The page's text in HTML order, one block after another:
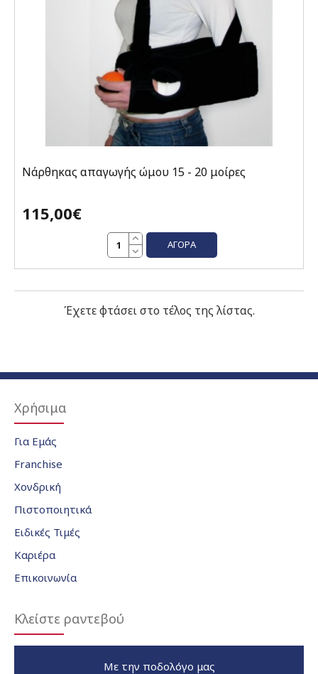
Νάρθηκας απαγωγής ώμου 15 - 20 μοίρες
115,00€
ΑΓΟΡΆ
Έχετε φτάσει στο τέλος της λίστας.
Χρήσιμα
Για Εμάς
Franchise
Χονδρική
Πιστοποιητικά
Ειδικές Τιμές
Καριέρα
Επικοινωνία
Κλείστε ραντεβού
Με την ποδολόγο μας